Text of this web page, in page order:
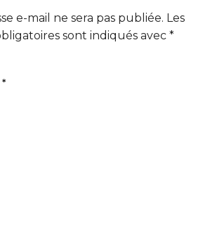
e-mail ne sera pas publiée. Les
sont indiqués avec *
*